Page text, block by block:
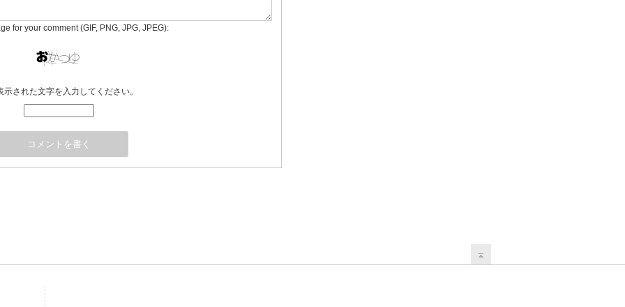
for your comment (GIF, PNG, JPG, JPEG):
示された文字を入力してください。